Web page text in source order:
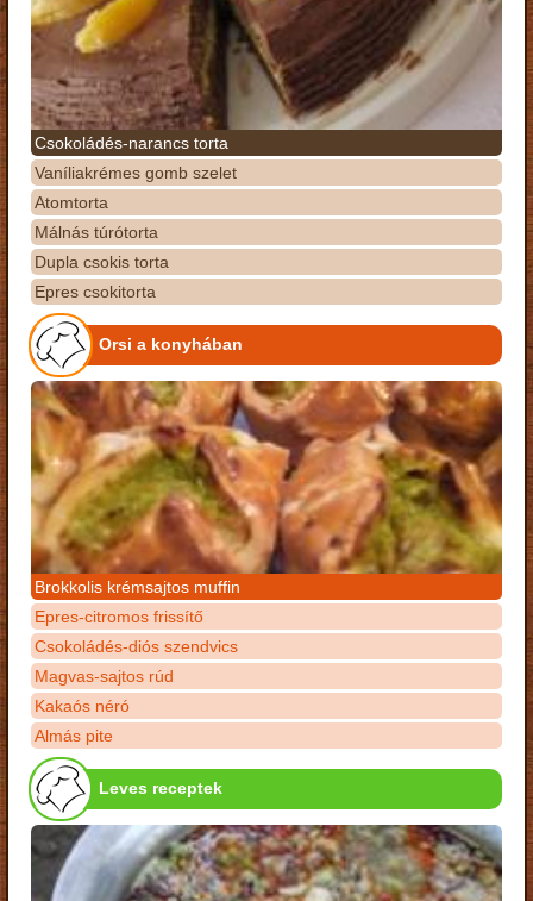
Csokoládés-narancs torta
Vaníliakrémes gomb szelet
Atomtorta
Málnás túrótorta
Dupla csokis torta
Epres csokitorta
Orsi a konyhában
Brokkolis krémsajtos muffin
Epres-citromos frissítő
Csokoládés-diós szendvics
Magvas-sajtos rúd
Kakaós néró
Almás pite
Leves receptek